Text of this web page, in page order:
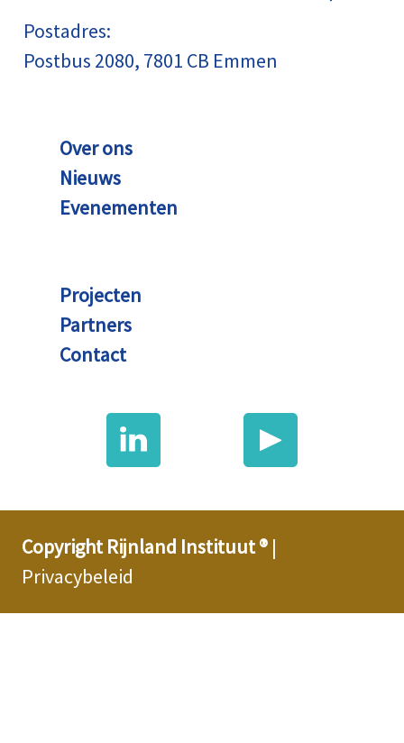
Postadres:
Postbus 2080, 7801 CB Emmen
Over ons
Nieuws
Evenementen
Projecten
Partners
Contact
Copyright Rijnland Instituut ® |
Privacybeleid